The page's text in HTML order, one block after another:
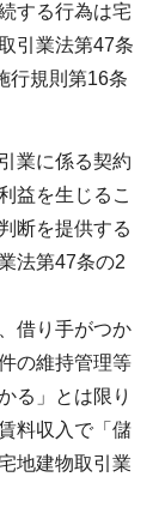
する行為は宅
引業法第47条
行規則第16条
業に係る契約
益を生じるこ
断を提供する
法第47条の2
借り手がつか
の維持管理等
る」とは限り
料収入で「儲
地建物取引業